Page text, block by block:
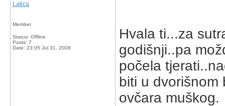
Latica
Member
Status: Offline
Posts: 7
Date: 23:05 Jul 31, 2008
Hvala ti...za
godišnji..pa
počela
biti u dvorišnom
ovčara muškog.